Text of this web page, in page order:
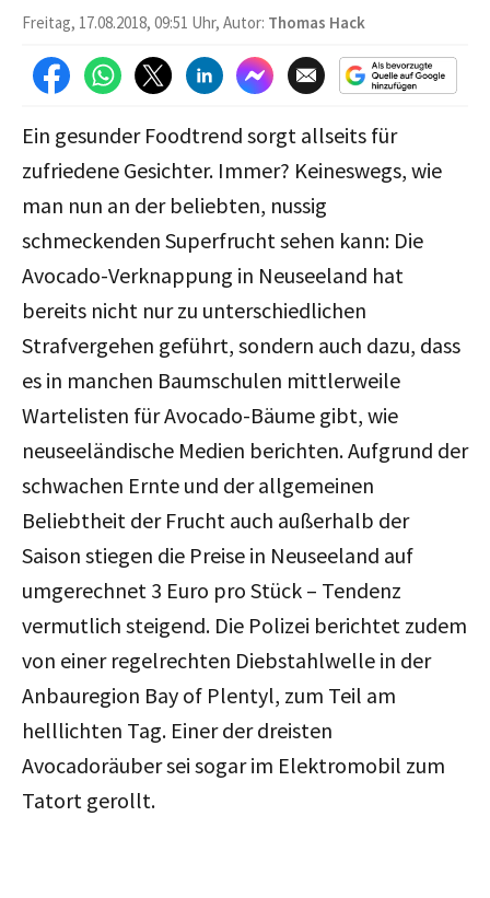
Freitag, 17.08.2018, 09:51 Uhr, Autor: Thomas Hack
Ein gesunder Foodtrend sorgt allseits für
zufriedene Gesichter. Immer? Keineswegs, wie
man nun an der beliebten, nussig
schmeckenden Superfrucht sehen kann: Die
Avocado-Verknappung in Neuseeland hat
bereits nicht nur zu unterschiedlichen
Strafvergehen geführt, sondern auch dazu, dass
es in manchen Baumschulen mittlerweile
Wartelisten für Avocado-Bäume gibt, wie
neuseeländische Medien berichten. Aufgrund der
schwachen Ernte und der allgemeinen
Beliebtheit der Frucht auch außerhalb der
Saison stiegen die Preise in Neuseeland auf
umgerechnet 3 Euro pro Stück – Tendenz
vermutlich steigend. Die Polizei berichtet zudem
von einer regelrechten Diebstahlwelle in der
Anbauregion Bay of Plentyl, zum Teil am
helllichten Tag. Einer der dreisten
Avocadoräuber sei sogar im Elektromobil zum
Tatort gerollt.